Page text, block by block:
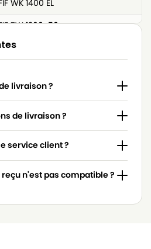
WK 1400 EL
ZW 1200-50
livraison ?
de livraison ?
service client ?
n'est pas compatible ?